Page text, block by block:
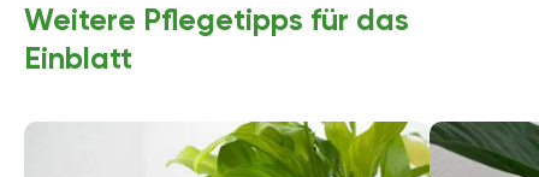
Weitere Pflegetipps für das
Einblatt